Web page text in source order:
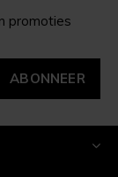
promoties
ABONNEER